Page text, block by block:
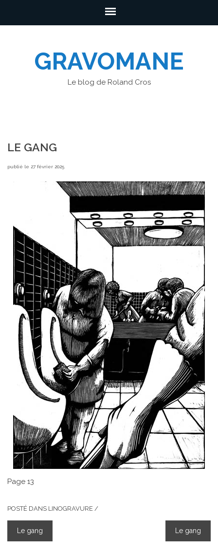
GRAVOMANE
Le blog de Roland Cros
LE GANG
publié le 27 février 2025
Page 13
POSTÉ DANS LINOGRAVURE /
NAVIGATION
Le gang Le gang